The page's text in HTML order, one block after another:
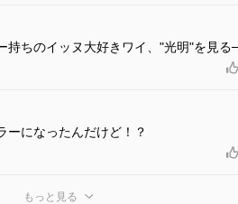
持ちのイッヌ大好きワイ、"光明"を見る
ーになったんだけど！？
もっと見る